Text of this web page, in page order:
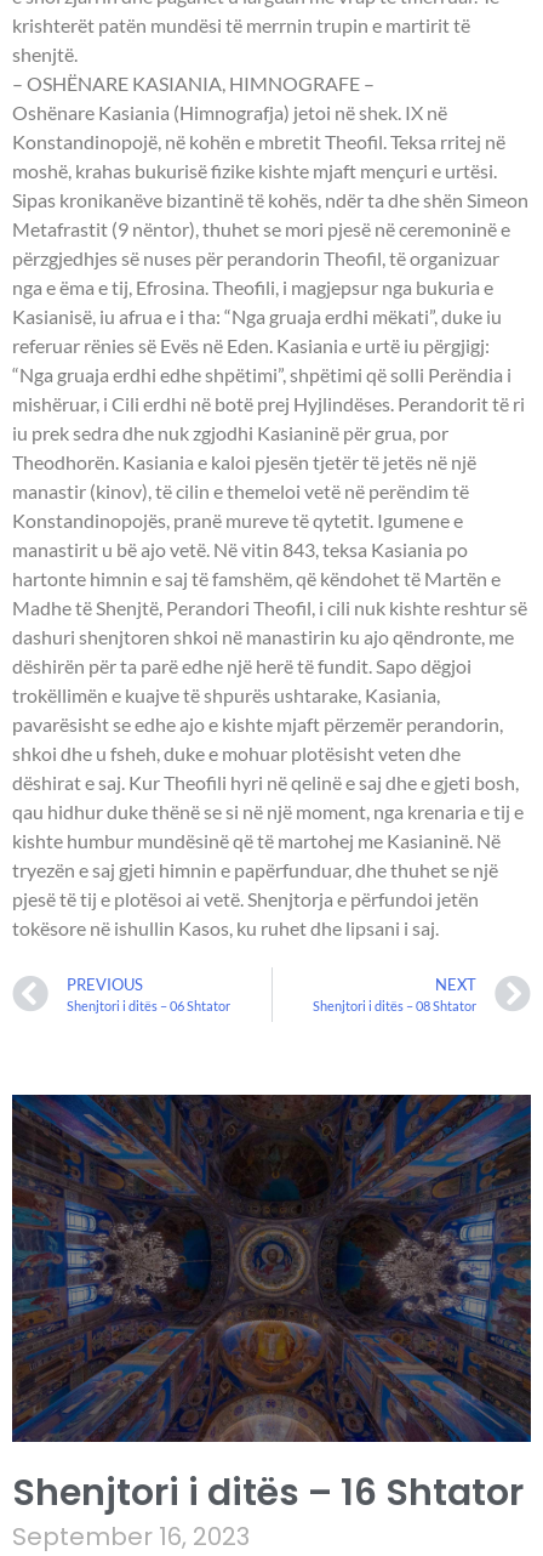
krishterët patën mundësi të merrnin trupin e martirit të
shenjtë.
– OSHËNARE KASIANIA, HIMNOGRAFE –
Oshënare Kasiania (Himnografja) jetoi në shek. IX në
Konstandinopojë, në kohën e mbretit Theofil. Teksa rritej në
moshë, krahas bukurisë fizike kishte mjaft mençuri e urtësi.
Sipas kronikanëve bizantinë të kohës, ndër ta dhe shën Simeon
Metafrastit (9 nëntor), thuhet se mori pjesë në ceremoninë e
përzgjedhjes së nuses për perandorin Theofil, të organizuar
nga e ëma e tij, Efrosina. Theofili, i magjepsur nga bukuria e
Kasianisë, iu afrua e i tha: “Nga gruaja erdhi mëkati”, duke iu
referuar rënies së Evës në Eden. Kasiania e urtë iu përgjigj:
“Nga gruaja erdhi edhe shpëtimi”, shpëtimi që solli Perëndia i
mishëruar, i Cili erdhi në botë prej Hyjlindëses. Perandorit të ri
iu prek sedra dhe nuk zgjodhi Kasianinë për grua, por
Theodhorën. Kasiania e kaloi pjesën tjetër të jetës në një
manastir (kinov), të cilin e themeloi vetë në perëndim të
Konstandinopojës, pranë mureve të qytetit. Igumene e
manastirit u bë ajo vetë. Në vitin 843, teksa Kasiania po
hartonte himnin e saj të famshëm, që këndohet të Martën e
Madhe të Shenjtë, Perandori Theofil, i cili nuk kishte reshtur së
dashuri shenjtoren shkoi në manastirin ku ajo qëndronte, me
dëshirën për ta parë edhe një herë të fundit. Sapo dëgjoi
trokëllimën e kuajve të shpurës ushtarake, Kasiania,
pavarësisht se edhe ajo e kishte mjaft përzemër perandorin,
shkoi dhe u fsheh, duke e mohuar plotësisht veten dhe
dëshirat e saj. Kur Theofili hyri në qelinë e saj dhe e gjeti bosh,
qau hidhur duke thënë se si në një moment, nga krenaria e tij e
kishte humbur mundësinë që të martohej me Kasianinë. Në
tryezën e saj gjeti himnin e papërfunduar, dhe thuhet se një
pjesë të tij e plotësoi ai vetë. Shenjtorja e përfundoi jetën
tokësore në ishullin Kasos, ku ruhet dhe lipsani i saj.
PREVIOUS
Shenjtori i ditës – 06 Shtator
NEXT
Shenjtori i ditës – 08 Shtator
Shenjtori i ditës – 16 Shtator
September 16, 2023